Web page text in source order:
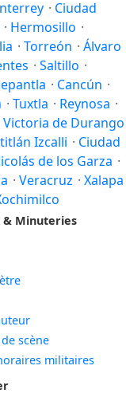
· Ciudad
· Hermosillo ·
· Torreón · Álvaro
· Saltillo ·
· Cancún ·
· Tuxtla · Reynosa ·
Victoria de Durango
Izcalli · Ciudad
de los Garza ·
· Veracruz · Xalapa
& Minuteries
scène
militaires